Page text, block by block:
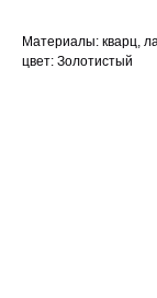
Материалы: кварц,
цвет: Золотистый